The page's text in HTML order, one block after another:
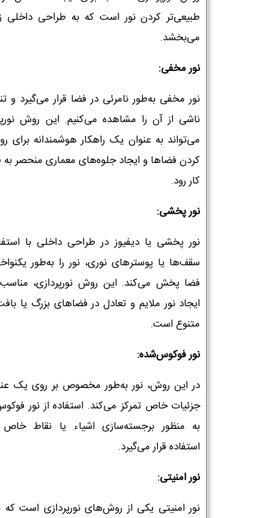
طبیعی‌تر کردن نور است که به طراحی داخلی
می‌بخشد.
نور مخفی:
نور مخفی به‌طور نامرئی در فضا قرار می‌گیرد و
ناشی از آن را مشاهده می‌کنیم. این روش
می‌تواند به عنوان یک راهکار هوشمندانه برای
کردن فضاها و ایجاد جلوه‌های معماری منحصر به
کار رود.
نور پخشی:
نور پخشی یا دیفیوز در طراحی داخلی با
سقف‌ها یا پوسترهای نوری، نور را به‌طور
فضا پخش می‌کند. این روش نورپردازی،
ایجاد نور ملایم و تعادل در فضاهای بزرگ یا
متنوع است.
نور فوکوس‌شده:
در این روش، نور به‌طور مخصوص بر روی یک
جزئیات خاص تمرکز می‌کند. استفاده از نور
به منظور برجسته‌سازی اشیاء یا نقاط خاص
استفاده قرار می‌گیرد.
نور امنیتی:
نور امنیتی یکی از روش‌های نورپردازی است که